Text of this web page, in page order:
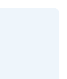
online acum